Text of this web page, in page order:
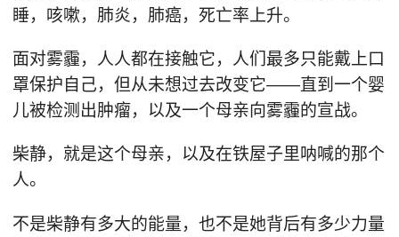
睡，咳嗽，肺炎，肺癌，死亡率上升。
面对雾霾，人人都在接触它，人们最多只能戴上口
罩保护自己，但从未想过去改变它——直到一个婴
儿被检测出肿瘤，以及一个母亲向雾霾的宣战。
柴静，就是这个母亲，以及在铁屋子里呐喊的那个
人。
不是柴静有多大的能量，也不是她背后有多少力量